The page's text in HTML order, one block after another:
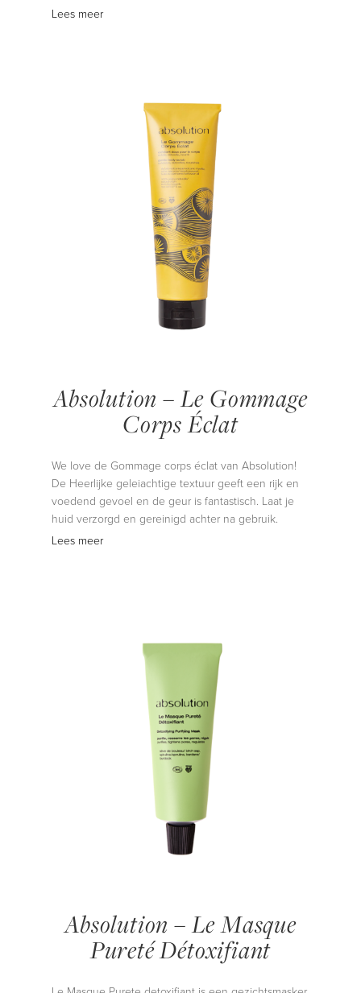
Lees meer
Absolution – Le Gommage
Corps Éclat
We love de Gommage corps éclat van Absolution!
De Heerlijke geleiachtige textuur geeft een rijk en
voedend gevoel en de geur is fantastisch. Laat je
huid verzorgd en gereinigd achter na gebruik.
Lees meer
Absolution – Le Masque
Pureté Détoxifiant